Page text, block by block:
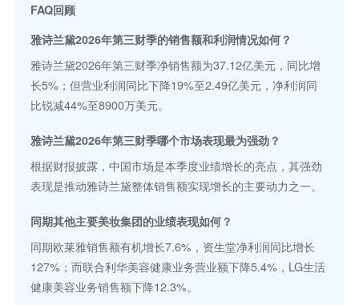
FAQ回顾
雅诗兰黛2026年第三财季的销售额和利润情况如何？
雅诗兰黛2026年第三财季净销售额为37.12亿美元，同比增
长5%；但营业利润同比下降19%至2.49亿美元，净利润同
比锐减44%至8900万美元。
雅诗兰黛2026年第三财季哪个市场表现最为强劲？
根据财报披露，中国市场是本季度业绩增长的亮点，其强劲
表现是推动雅诗兰黛整体销售额实现增长的主要动力之一。
同期其他主要美妆集团的业绩表现如何？
同期欧莱雅销售额有机增长7.6%，资生堂净利润同比增长
127%；而联合利华美容健康业务营业额下降5.4%，LG生活
健康美容业务销售额下降12.3%。